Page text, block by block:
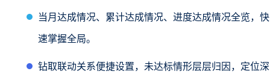
当月达成情况、累计达成情况、进度达成情况全览，快
速掌握全局。
钻取联动关系便捷设置，未达标情形层层归因，定位深